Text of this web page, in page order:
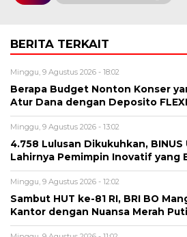
BERITA TERKAIT
Minggu, 9 Agustus 2026 - 18:02
Berapa Budget Nonton Konser
Atur Dana dengan Deposito FLEXI
Minggu, 9 Agustus 2026 - 13:02
4.758 Lulusan Dikukuhkan,
Lahirnya Pemimpin Inovatif yang
Minggu, 9 Agustus 2026 - 12:02
Sambut HUT ke-81 RI, BRI BO
Kantor dengan Nuansa Merah